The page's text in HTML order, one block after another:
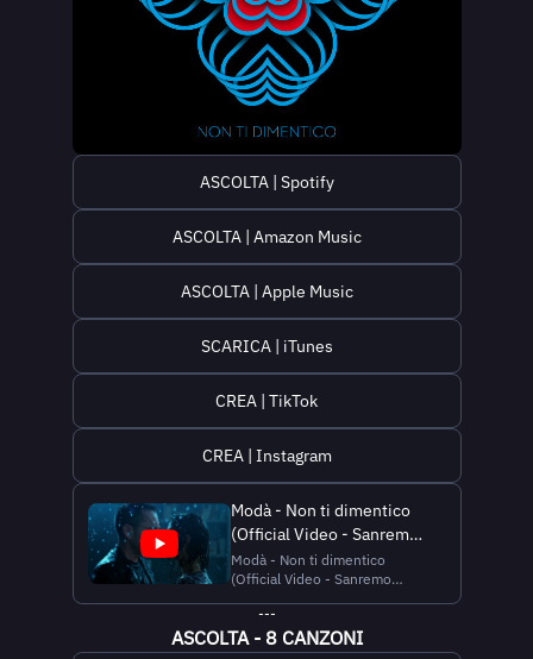
ASCOLTA | Spotify
ASCOLTA | Amazon Music
ASCOLTA | Apple Music
SCARICA | iTunes
CREA | TikTok
CREA | Instagram
Modà - Non ti dimentico
(Official Video - Sanremo
2025)
Modà - Non ti dimentico
(Official Video - Sanremo
dimentico" e acquista l'album
"8 CANZONI":
https://wmi.lnk.to/8canzoni
---
ASCOLTA - 8 CANZONI